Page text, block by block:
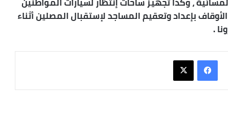
بإعداد وتعقيم المساجد لإستقبال المصلين أثناء
.
فيسبوك
X